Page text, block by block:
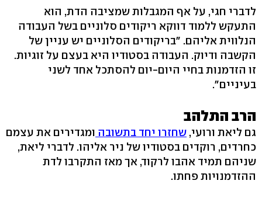
לדברי חגי, על אף המגבלות שמציבה הדת, הוא
התעקש ללמוד דווקא ריקודים סלוניים בשל העבודה
הנלווית אליהם. "בריקודים הסלוניים יש עניין של
הקשבה ודיוק. העבודה בסטודיו היא בעצם על זוגיות.
זו הזדמנות בחיי היום-יום להסתכל אחד לשני
בעיניים".
הרב התלהב
גם ליאת ורועי, שחזרו יחד בתשובה ומגדירים את עצמם
כחרדים, רוקדים בסטודיו של ניר אליהו. לדברי ליאת,
שניהם תמיד אהבו לרקוד, אך מאז התקרבו לדת
ההזדמנויות פחתו.